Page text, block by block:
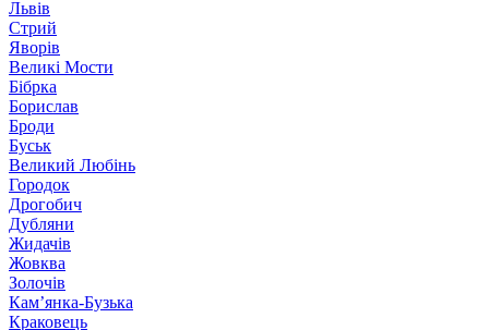
Львів
Стрий
Яворів
Великі Мости
Бібрка
Борислав
Броди
Буськ
Великий Любінь
Городок
Дрогобич
Дубляни
Жидачів
Жовква
Золочів
Кам’янка-Бузька
Краковець